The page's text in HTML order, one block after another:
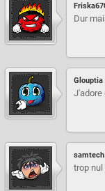
Dur
Glouptia
J'adore
trop nul